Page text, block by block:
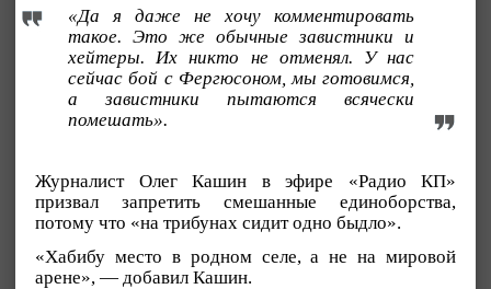
«Да я даже не хочу комментировать
такое. Это же обычные завистники и
хейтеры. Их никто не отменял. У нас
сейчас бой с Фергюсоном, мы готовимся,
а завистники пытаются всячески
помешать».
Журналист Олег Кашин в эфире «Радио КП»
призвал запретить смешанные единоборства,
потому что «на трибунах сидит одно быдло».
«Хабибу место в родном селе, а не на мировой
арене», — добавил Кашин.